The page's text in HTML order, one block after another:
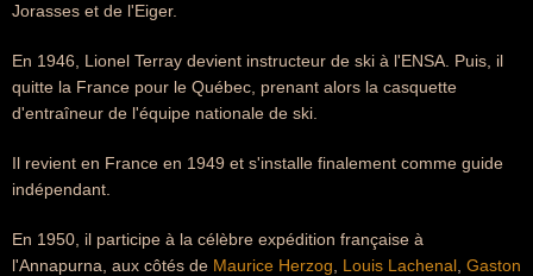
Jorasses et de l'Eiger.
En 1946, Lionel Terray devient instructeur de ski à l'ENSA. Puis, il
quitte la France pour le Québec, prenant alors la casquette
d'entraîneur de l'équipe nationale de ski.
Il revient en France en 1949 et s'installe finalement comme guide
indépendant.
En 1950, il participe à la célèbre expédition française à
l'Annapurna, aux côtés de Maurice Herzog Louis Lachenal Gaston